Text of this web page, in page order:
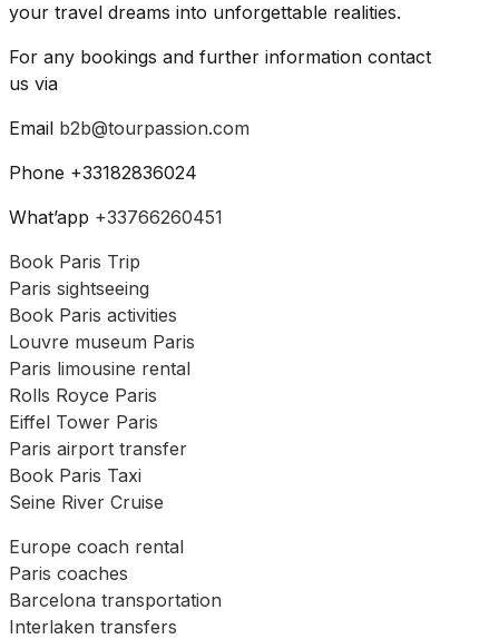
your travel dreams into unforgettable realities.
For any bookings and further information contact
us via
Email b2b@tourpassion.com
Phone +33182836024
What’app +33766260451
Book Paris Trip
Paris sightseeing
Book Paris activities
Louvre museum Paris
Paris limousine rental
Rolls Royce Paris
Eiffel Tower Paris
Paris airport transfer
Book Paris Taxi
Seine River Cruise
Europe coach rental
Paris coaches
Barcelona transportation
Interlaken transfers